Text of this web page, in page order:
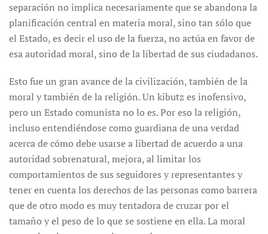
separación no implica necesariamente que se abandona la
planificación central en materia moral, sino tan sólo que
el Estado, es decir el uso de la fuerza, no actúa en favor de
esa autoridad moral, sino de la libertad de sus ciudadanos.
Esto fue un gran avance de la civilización, también de la
moral y también de la religión. Un kibutz es inofensivo,
pero un Estado comunista no lo es. Por eso la religión,
incluso entendiéndose como guardiana de una verdad
acerca de cómo debe usarse a libertad de acuerdo a una
autoridad sobrenatural, mejora, al limitar los
comportamientos de sus seguidores y representantes y
tener en cuenta los derechos de las personas como barrera
que de otro modo es muy tentadora de cruzar por el
tamaño y el peso de lo que se sostiene en ella. La moral